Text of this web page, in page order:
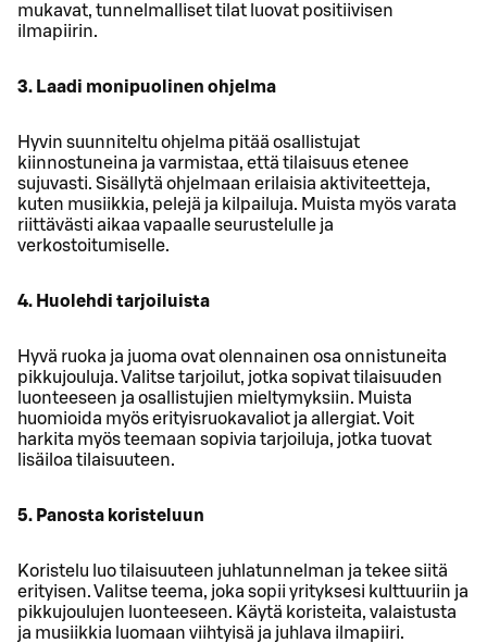
mukavat, tunnelmalliset tilat luovat positiivisen
ilmapiirin.
3. Laadi monipuolinen ohjelma
Hyvin suunniteltu ohjelma pitää osallistujat
kiinnostuneina ja varmistaa, että tilaisuus etenee
sujuvasti. Sisällytä ohjelmaan erilaisia aktiviteetteja,
kuten musiikkia, pelejä ja kilpailuja. Muista myös varata
riittävästi aikaa vapaalle seurustelulle ja
verkostoitumiselle.
4. Huolehdi tarjoiluista
Hyvä ruoka ja juoma ovat olennainen osa onnistuneita
pikkujouluja. Valitse tarjoilut, jotka sopivat tilaisuuden
luonteeseen ja osallistujien mieltymyksiin. Muista
huomioida myös erityisruokavaliot ja allergiat. Voit
harkita myös teemaan sopivia tarjoiluja, jotka tuovat
lisäiloa tilaisuuteen.
5. Panosta koristeluun
Koristelu luo tilaisuuteen juhlatunnelman ja tekee siitä
erityisen. Valitse teema, joka sopii yrityksesi kulttuuriin ja
pikkujoulujen luonteeseen. Käytä koristeita, valaistusta
ja musiikkia luomaan viihtyisä ja juhlava ilmapiiri.